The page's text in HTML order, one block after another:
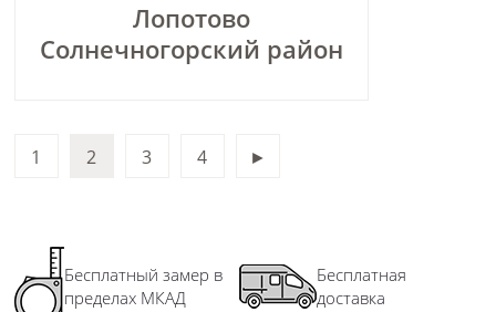
Лопотово
Солнечногорский район
1 2 3 4 ►
Бесплатный замер в
пределах МКАД
Бесплатная
доставка